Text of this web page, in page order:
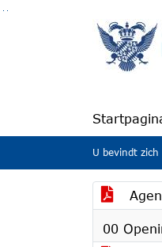
Ga naar de inhoud van
Ga naar het zoeken
Ga naar het menu
U bevindt zich
00